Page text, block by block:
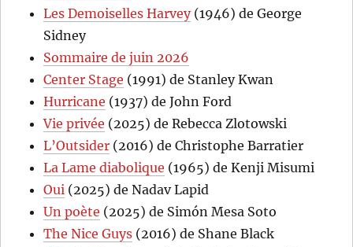
Les Demoiselles Harvey(1946) de George
Sidney
Sommaire de juin 2026
Center Stage (1991) de Stanley Kwan
Hurricane (1937) de John Ford
Vie privée (2025) de Rebecca Zlotowski
L’Outsider (2016) de Christophe Barratier
La Lame diabolique (1965) de Kenji Misumi
Oui (2025) de Nadav Lapid
Un poète (2025) de Simón Mesa Soto
The Nice Guys (2016) de Shane Black